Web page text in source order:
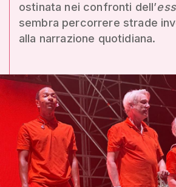
ostinata nei confronti dell’
sembra percorrere strade
alla narrazione quotidiana.